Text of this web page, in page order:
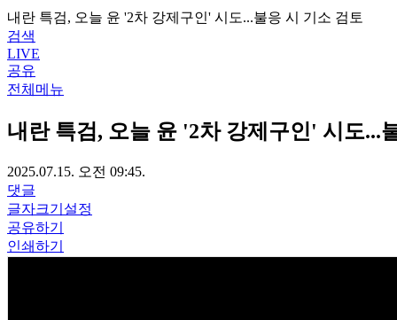
내란 특검, 오늘 윤 '2차 강제구인' 시도...불응 시 기소 검토
검색
LIVE
공유
전체메뉴
내란 특검, 오늘 윤 '2차 강제구인' 시도...
2025.07.15. 오전 09:45.
댓글
글자크기설정
공유하기
인쇄하기